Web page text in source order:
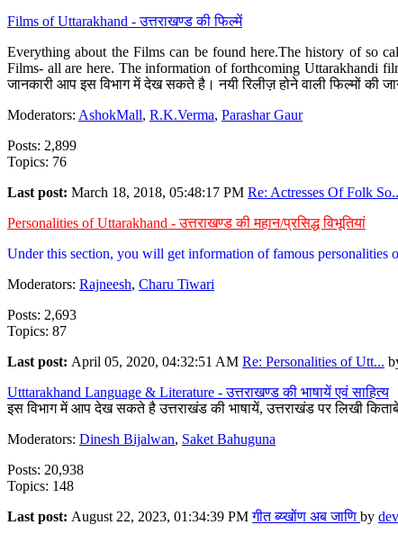
Films of Uttarakhand - उत्तराखण्ड की फिल्में
Everything about the Films can be found here.The history of so
Films- all are here. The information of forthcoming Uttarakhandi
जानकारी आप इस विभाग में देख सकते है। नयी रिलीज़ होने वाली फिल्मों की
Moderators: AshokMall, R.K.Verma, Parashar Gaur
Posts: 2,899
Topics: 76
Last post: March 18, 2018, 05:48:17 PM Re: Actresses Of Folk
Personalities of Uttarakhand - उत्तराखण्ड की महान/प्रसिद्ध विभूतियां
Under this section, you will get information of famous personalities
Moderators: Rajneesh, Charu Tiwari
Posts: 2,693
Topics: 87
Last post: April 05, 2020, 04:32:51 AM Re: Personalities of Utt...
Utttarakhand Language & Literature - उत्तराखण्ड की भाषायें एवं साहित्य
इस विभाग में आप देख सकते है उत्तराखंड की भाषायें, उत्तराखंड पर लिखी
Moderators: Dinesh Bijalwan, Saket Bahuguna
Posts: 20,938
Topics: 148
Last post: August 22, 2023, 01:34:39 PMगीत ब्य्खोंण अब जाणि by